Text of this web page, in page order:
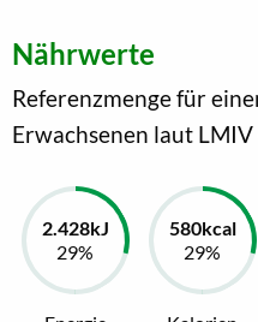
Nährwerte
Referenzmenge für
Erwachsenen laut